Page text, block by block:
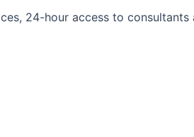
24-hour access to